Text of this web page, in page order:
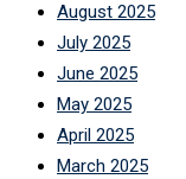
August 2025
July 2025
June 2025
May 2025
April 2025
March 2025